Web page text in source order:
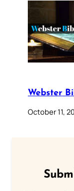
Webster
October 11,